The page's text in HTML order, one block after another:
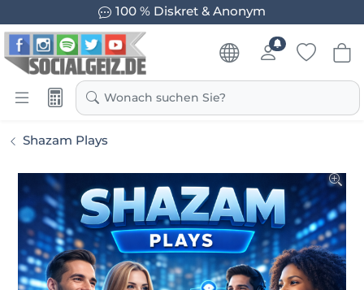
100 % Diskret & Anonym
Wonach suchen Sie?
Shazam Plays